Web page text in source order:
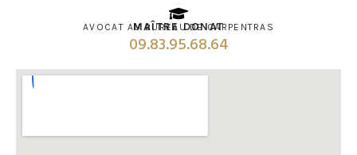
MAÎTRE DONAT
AVOCAT AU BUREAU DE CARPENTRAS
09.83.95.68.64